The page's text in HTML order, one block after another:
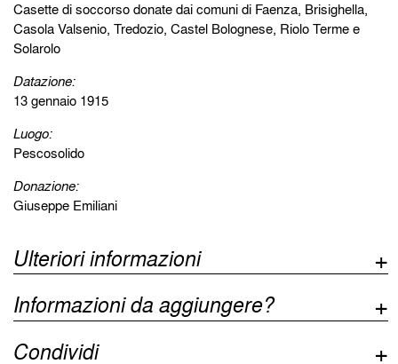
Casette di soccorso donate dai comuni di Faenza, Brisighella,
Casola Valsenio, Tredozio, Castel Bolognese, Riolo Terme e
Solarolo
Datazione:
13 gennaio 1915
Luogo:
Pescosolido
Donazione:
Giuseppe Emiliani
Ulteriori informazioni
Informazioni da aggiungere?
Condividi